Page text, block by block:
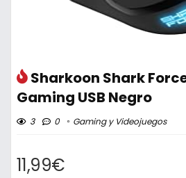
Sharkoon Shark
Gaming USB Negro
3 0 Gaming y Videojuegos
11,99€